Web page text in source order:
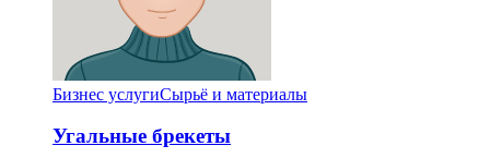
Бизнес услугиСырьё и материалы
Угальные брекеты